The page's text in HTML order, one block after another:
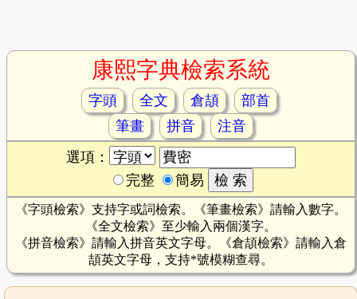
康熙字典檢索系統
字頭 全文 倉頡
部首
筆畫
拼音
注音
選項：
完整
簡易
《字頭檢索》支持字或詞檢索。《筆畫檢索》請輸入數字。
《全文檢索》至少輸入兩個漢字。
《拼音檢索》請輸入拼音英文字母。《倉頡檢索》請輸入倉
頡英文字母，支持*號模糊查尋。